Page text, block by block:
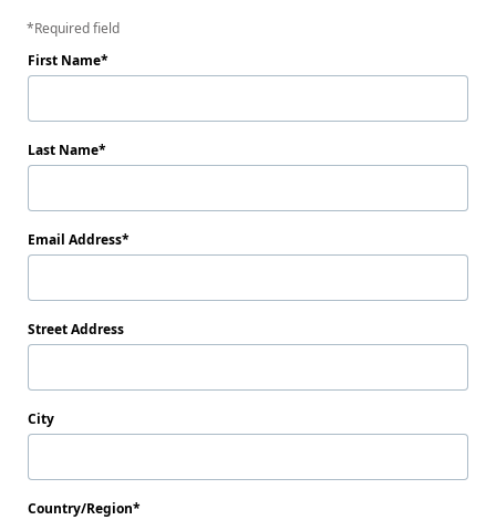
Required field
First Name
Last Name
Email Address
Street Address
City
Country/Region